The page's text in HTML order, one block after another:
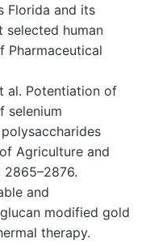
Florida and its
human
Pharmaceutical
al. Potentiation of
selenium
Agriculture and
2865–2876.
and
modified gold
therapy.